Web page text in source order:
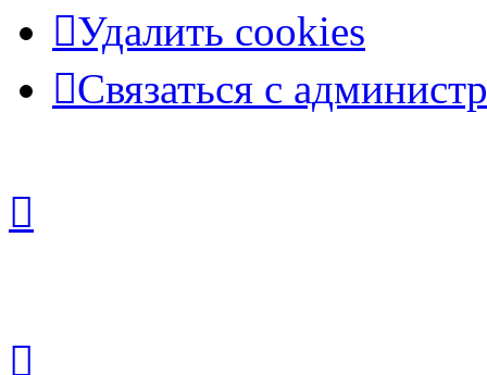
Удалить cookies
Связаться с